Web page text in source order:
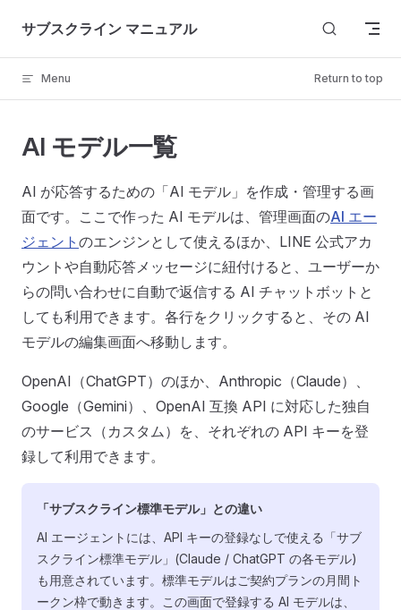
Skip to content
サブスクライン マニュアル
Menu Return to top
AI モデル一覧
AI が応答するための「AI モデル」を作成・管理する画
面です。ここで作った AI モデルは、管理画面のAI エー
ジェント のエンジンとして使えるほか、LINE 公式アカ
ウントや自動応答メッセージに紐付けると、ユーザーか
らの問い合わせに自動で返信する AI チャットボットと
しても利用できます。各行をクリックすると、その AI
モデルの編集画面へ移動します。
OpenAI（ChatGPT）のほか、Anthropic（Claude）、
Google（Gemini）、OpenAI 互換 API に対応した独自
のサービス（カスタム）を、それぞれの API キーを登
録して利用できます。
「サブスクライン標準モデル」との違い
AI エージェントには、API キーの登録なしで使える「サブ
スクライン標準モデル」(Claude / ChatGPT の各モデル)
も用意されています。標準モデルはご契約プランの月間ト
ークン枠で動きます。この画面で登録する AI モデルは、